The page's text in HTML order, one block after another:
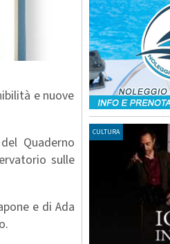
e nuove
Quaderno
sulle
e di Ada
CULTURA